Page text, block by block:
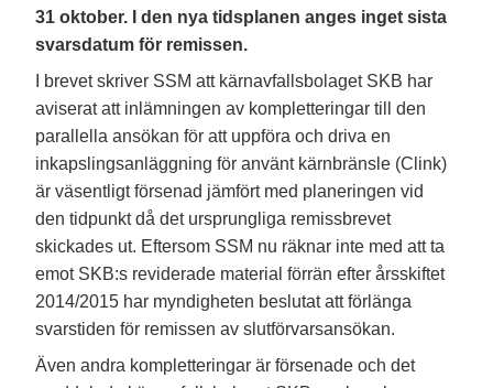
31 oktober. I den nya tidsplanen anges inget sista
svarsdatum för remissen.
I brevet skriver SSM att kärnavfallsbolaget SKB har
aviserat att inlämningen av kompletteringar till den
parallella ansökan för att uppföra och driva en
inkapslingsanläggning för använt kärnbränsle (Clink)
är väsentligt försenad jämfört med planeringen vid
den tidpunkt då det ursprungliga remissbrevet
skickades ut. Eftersom SSM nu räknar inte med att ta
emot SKB:s reviderade material förrän efter årsskiftet
2014/2015 har myndigheten beslutat att förlänga
svarstiden för remissen av slutförvarsansökan.
Även andra kompletteringar är försenade och det